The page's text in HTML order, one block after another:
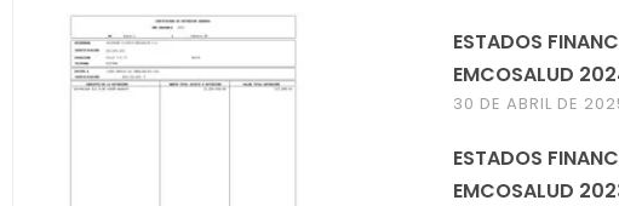
ESTADOS
EMCOSALUD
30 DE ABRIL DE
ESTADOS
EMCOSALUD